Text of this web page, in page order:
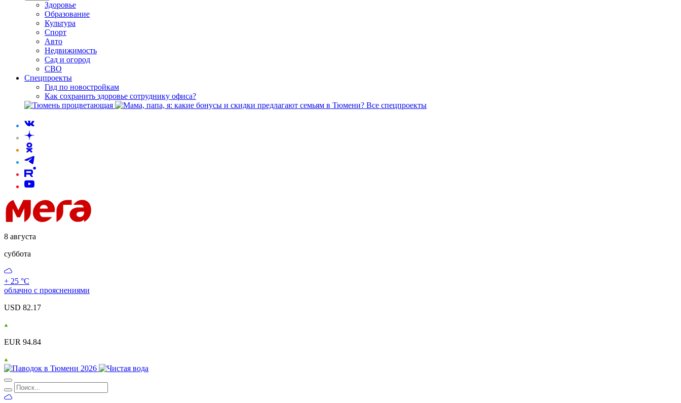
Здоровье
Образование
Культура
Спорт
Авто
Недвижимость
Сад и огород
СВО
Спецпроекты
Гид по новостройкам
Как сохранить здоровье сотруднику офиса?
Все спецпроекты
8 августа
суббота
+ 25 °С
облачно с прояснениями
USD 82.17
EUR 94.84